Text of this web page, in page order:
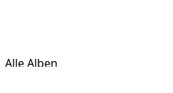
Alle Alben